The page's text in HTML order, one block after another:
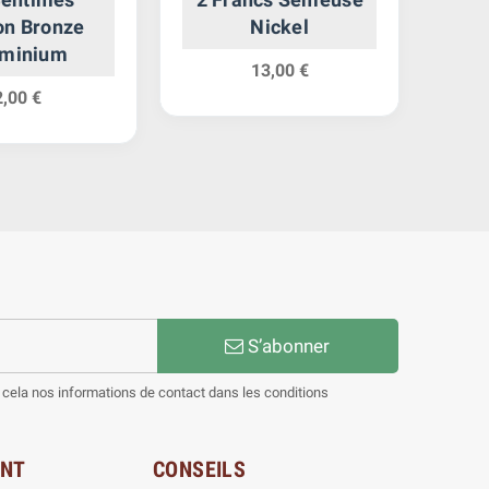
Bronze
€
Nickel
13,00 €
S’abonner
nos informations de contact dans les conditions
CONSEILS